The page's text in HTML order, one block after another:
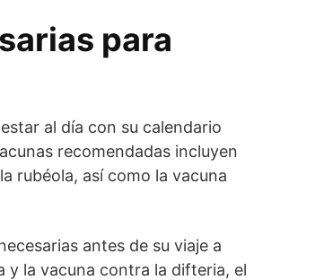
para
al día con su calendario
recomendadas incluyen
rubéola, así como la vacuna
antes de su viaje a
y la vacuna contra la difteria, el